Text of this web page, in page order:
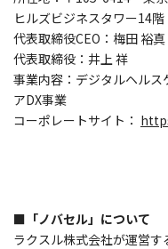
ヒルズビジネスタワー14階
代表取締役CEO：梅田 裕真
代表取締役：井上 祥
事業内容：デジタルヘル
アDX事業
コーポレートサイト：
■「ノバセル」について
ラクスル株式会社が運営